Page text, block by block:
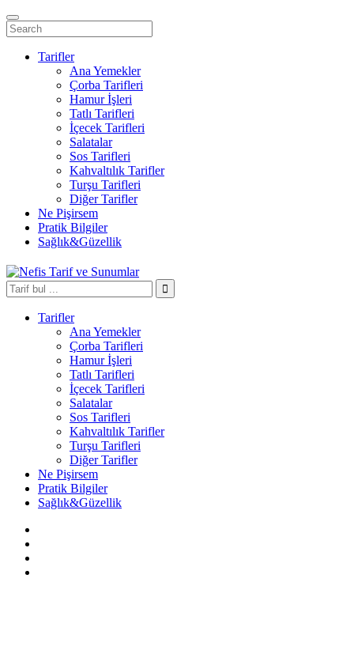
Tarifler
Ana Yemekler
Çorba Tarifleri
Hamur İşleri
Tatlı Tarifleri
İçecek Tarifleri
Salatalar
Sos Tarifleri
Kahvaltılık Tarifler
Turşu Tarifleri
Diğer Tarifler
Ne Pişirsem
Pratik Bilgiler
Sağlık&Güzellik
Tarifler
Ana Yemekler
Çorba Tarifleri
Hamur İşleri
Tatlı Tarifleri
İçecek Tarifleri
Salatalar
Sos Tarifleri
Kahvaltılık Tarifler
Turşu Tarifleri
Diğer Tarifler
Ne Pişirsem
Pratik Bilgiler
Sağlık&Güzellik